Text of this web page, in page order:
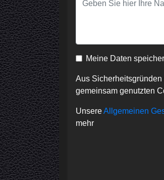
Meine Daten
Aus
gemeinsam genutzten
UnsereAllgemeinen
mehr